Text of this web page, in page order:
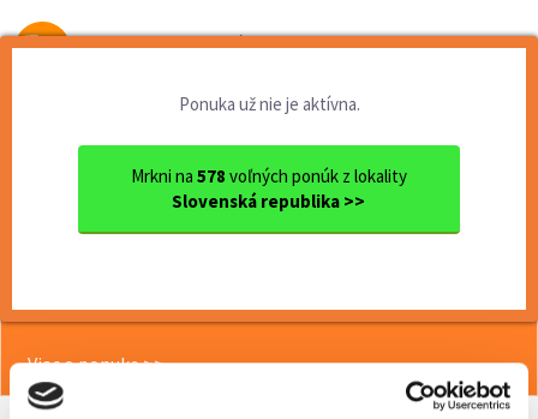
Od prvej brigády
Ponuka už nie je aktívna.
Mrkni na 578 voľných ponúk z lokality
Slovenská republika >>
Trenčín
<< Späť
Viac o ponuke >>